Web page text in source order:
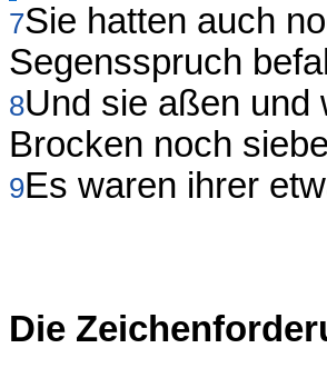
7Sie hatten auch
Segensspruch
8Und sie aßen und
Brocken noch
9Es waren ihrer
Die